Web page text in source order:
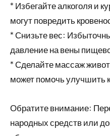
* Избегайте алкоголя и
могут повредить
* Снизьте вес:
давление на вены
* Сделайте массаж
может помочь улучшить
Обратите внимание:
народных средств или